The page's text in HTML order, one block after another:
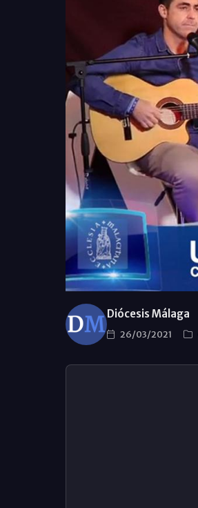
Diócesis Málaga
26/03/2021